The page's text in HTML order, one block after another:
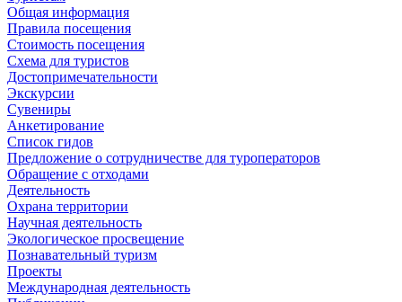
Общая информация
Правила посещения
Стоимость посещения
Схема для туристов
Достопримечательности
Экскурсии
Сувениры
Анкетирование
Список гидов
Предложение о сотрудничестве для туроператоров
Обращение с отходами
Деятельность
Охрана территории
Научная деятельность
Экологическое просвещение
Познавательный туризм
Проекты
Международная деятельность